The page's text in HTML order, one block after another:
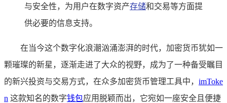
与安全性，为用户在数字资产存储和交易等方面提
供必要的信息支持。
在当今这个数字化浪潮汹涌澎湃的时代，加密货币犹如一
颗璀璨的新星，逐渐走进了大众的视野，成为了一种备受瞩目
的新兴投资与交易方式，在众多加密货币管理工具中， imToke
n 这款知名的数字钱包应用脱颖而出，它宛如一座安全且便捷